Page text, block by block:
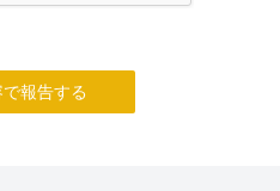
で報告する